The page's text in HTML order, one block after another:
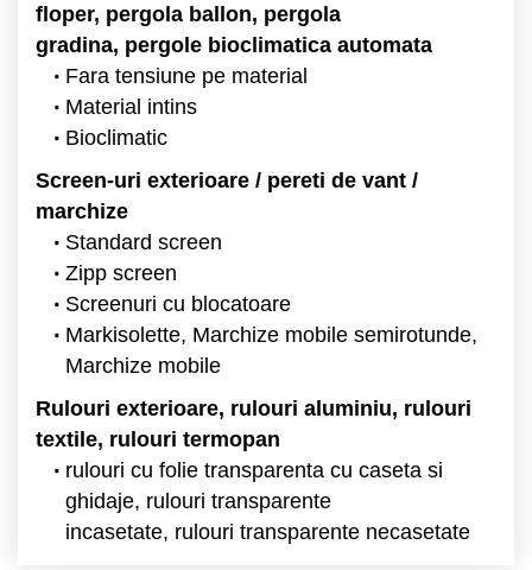
floper, pergola ballon, pergola
gradina, pergole bioclimatica automata
Fara tensiune pe material
Material intins
Bioclimatic
Screen-uri exterioare / pereti de vant /
marchize
Standard screen
Zipp screen
Screenuri cu blocatoare
Markisolette, Marchize mobile semirotunde,
Marchize mobile
Rulouri exterioare, rulouri aluminiu, rulouri
textile, rulouri termopan
rulouri cu folie transparenta cu caseta si
ghidaje, rulouri transparente
incasetate, rulouri transparente necasetate